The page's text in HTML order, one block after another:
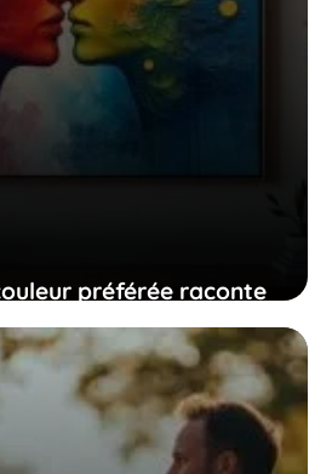
préférée raconte
vos désirs, et plus